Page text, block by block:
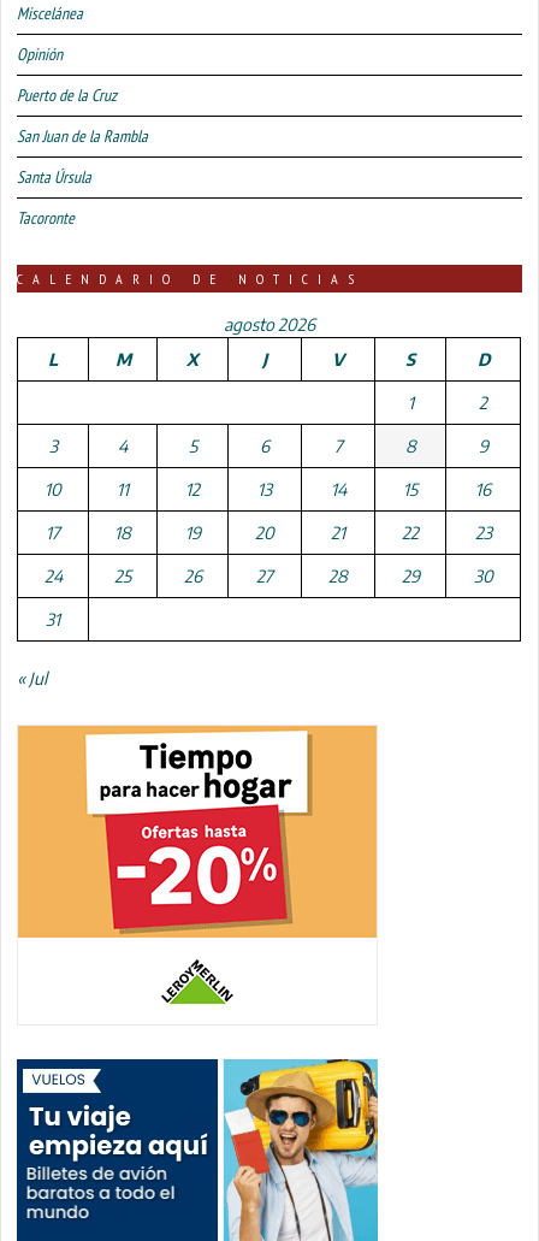
Miscelánea
Opinión
Puerto de la Cruz
San Juan de la Rambla
Santa Úrsula
Tacoronte
CALENDARIO DE NOTICIAS
agosto 2026
L
M X J V S D
1 2
3 4 5 6 7 8 9
10 11 12 13 14 15 16
17 18 19 20 21 22 23
24 25 26 27 28 29 30
31
« Jul